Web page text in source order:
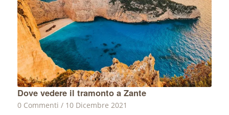
Dove vedere il tramonto a Zante
0 Commenti / 10 Dicembre 2021